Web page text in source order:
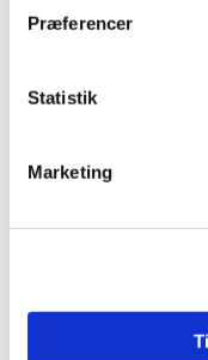
Præferencer
Statistik
Marketing
Regnskab
Hjælp til
Køb og